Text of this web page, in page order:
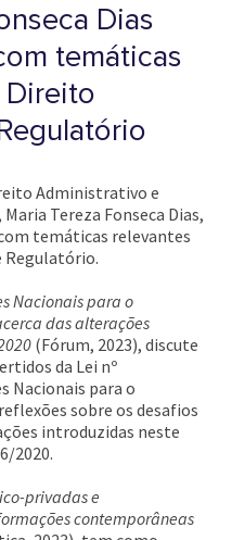
Dias
temáticas
Direito
Administrativo e
Tereza Fonseca Dias,
temáticas relevantes
Regulatório.
Nacionais para o
das alterações
(Fórum, 2023), discute
da Lei nº
Nacionais para o
sobre os desafios
introduzidas neste
2020.
privadas e
contemporâneas